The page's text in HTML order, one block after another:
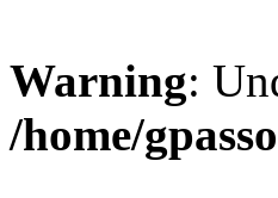
Warning:
/home/